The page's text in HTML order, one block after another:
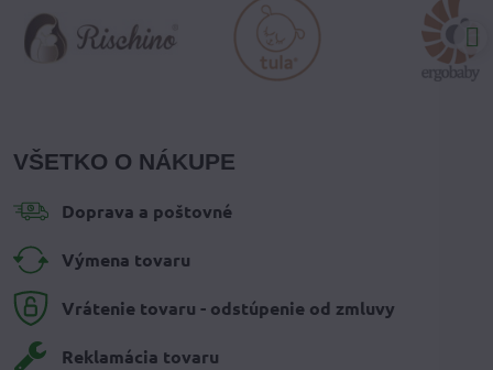
VŠETKO O NÁKUPE
Doprava a poštovné
Výmena tovaru
Vrátenie tovaru - odstúpenie od zmluvy
Reklamácia tovaru